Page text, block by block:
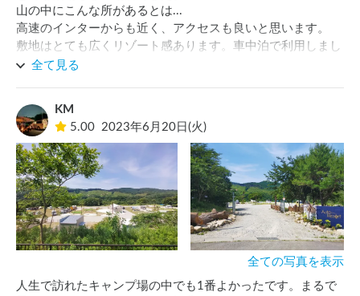
山の中にこんな所があるとは...
高速のインターからも近く、アクセスも良いと思います。
敷地はとても広くリゾート感あります。車中泊で利用しまし
たが、全ての場所が平坦なので良いですね。
夜は星が綺麗に見えました。
キャンプファイヤーがあったのですが、火のそばが心地よ
く、消えるまでずっと眺めてしまいました。
施設ですが、とても綺麗なトイレやコイン式のシャワー、ゴ
ミ捨て場なども充実しており快適です。
今回は1泊でしたが、連泊したくなるような素晴らしい所で
した。
全て見る
KM
5.00 2023年6月20日(火)
全ての写真を表示
人生で訪れたキャンプ場の中でも1番よかったです。まるで